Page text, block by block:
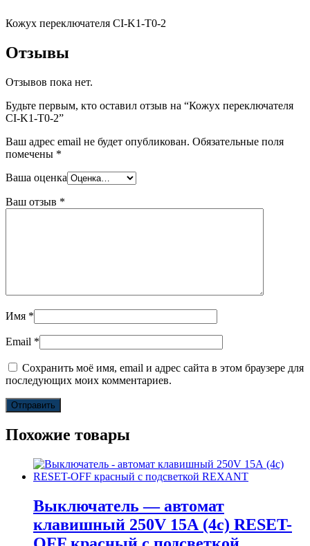
Кожух переключателя CI-K1-T0-2
Отзывы
Отзывов пока нет.
Будьте первым, кто оставил отзыв на “Кожух переключателя
CI-K1-T0-2”
Ваш адрес email не будет опубликован. Обязательные поля
помечены *
Ваша оценка
Ваш отзыв *
Имя *
Email *
Сохранить моё имя, email и адрес сайта в этом браузере для
последующих моих комментариев.
Похожие товары
Выключатель — автомат
клавишный 250V 15А (4с) RESET-